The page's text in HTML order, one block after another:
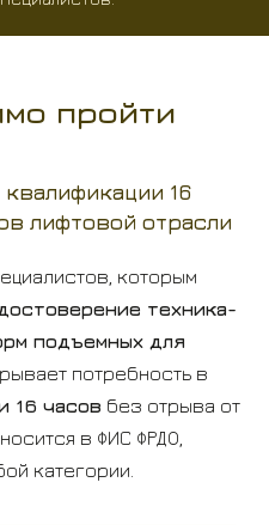
пройти
16
лифтовой отрасли
которым
техника-
подъемных для
потребность в
16 часов без отрыва от
в ФИС ФРДО,
категории.